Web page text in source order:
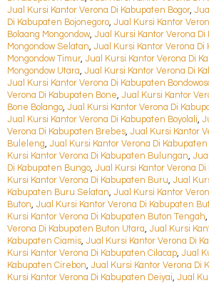
Jual Kursi Kantor Verona Di Kabupaten Bogor,
Di Kabupaten Bojonegoro, Jual Kursi Kantor
Bolaang Mongondow, Jual Kursi Kantor Verona Di
Mongondow Selatan, Jual Kursi Kantor Verona Di
Mongondow Timur, Jual Kursi Kantor Verona Di
Mongondow Utara, Jual Kursi Kantor Verona Di
Jual Kursi Kantor Verona Di Kabupaten
Verona Di Kabupaten Bone, Jual Kursi Kantor
Bone Bolango, Jual Kursi Kantor Verona Di
Jual Kursi Kantor Verona Di Kabupaten Boyolali,
Verona Di Kabupaten Brebes, Jual Kursi Kantor
Buleleng, Jual Kursi Kantor Verona Di
Kursi Kantor Verona Di Kabupaten Bulungan,
Di Kabupaten Bungo, Jual Kursi Kantor Verona Di
Kursi Kantor Verona Di Kabupaten Buru, Jual
Kabupaten Buru Selatan, Jual Kursi Kantor
Buton, Jual Kursi Kantor Verona Di Kabupaten
Kursi Kantor Verona Di Kabupaten Buton Tengah,
Verona Di Kabupaten Buton Utara, Jual Kursi
Kabupaten Ciamis, Jual Kursi Kantor Verona Di
Kursi Kantor Verona Di Kabupaten Cilacap, Jual
Kabupaten Cirebon, Jual Kursi Kantor Verona Di
Kursi Kantor Verona Di Kabupaten Deiyai, Jual